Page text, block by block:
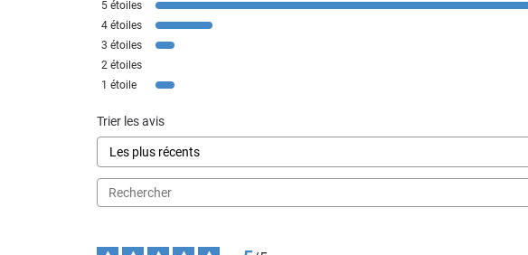
5 étoiles
4 étoiles
3 étoiles
2 étoiles
1 étoile
Trier les avis